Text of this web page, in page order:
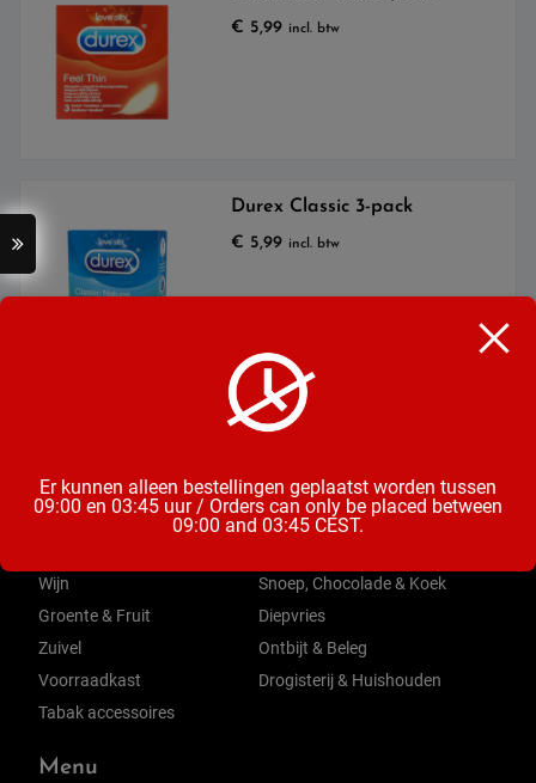
€ 5,99 incl. btw
Durex Classic 3-pack
€ 5,99 incl. btw
Categorieën
Bier
Wijn
Groente & Fruit
Zuivel
Voorraadkast
Tabak accessoires
Mix & Aperitieven Drankjes
Snoep, Chocolade & Koek
Diepvries
Ontbijt & Beleg
Drogisterij & Huishouden
Menu
Er kunnen alleen bestellingen geplaatst worden tussen
09:00 en 03:45 uur / Orders can only be placed between
09:00 and 03:45 CEST.